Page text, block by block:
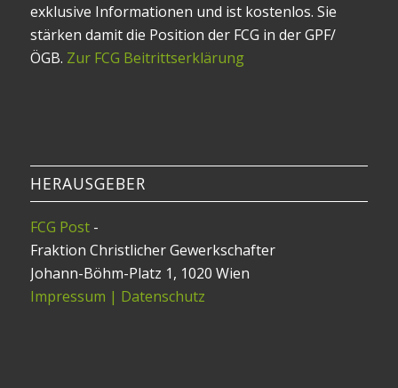
exklusive Informationen und ist kostenlos. Sie
stärken damit die Position der FCG in der GPF/
ÖGB. Zur FCG Beitrittserklärung
HERAUSGEBER
FCG Post-
Fraktion Christlicher Gewerkschafter
Johann-Böhm-Platz 1, 1020 Wien
Impressum | Datenschutz